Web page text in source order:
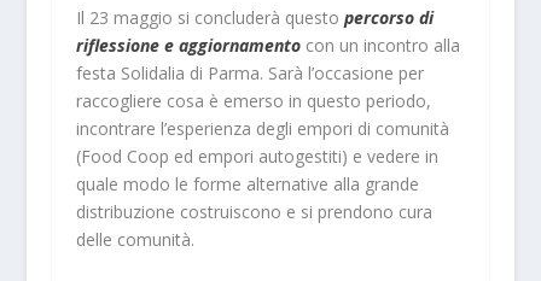
Il 23 maggio si concluderà questo percorso di
riflessione e aggiornamento con un incontro alla
festa Solidalia di Parma. Sarà l’occasione per
raccogliere cosa è emerso in questo periodo,
incontrare l’esperienza degli empori di comunità
(Food Coop ed empori autogestiti) e vedere in
quale modo le forme alternative alla grande
distribuzione costruiscono e si prendono cura
delle comunità.